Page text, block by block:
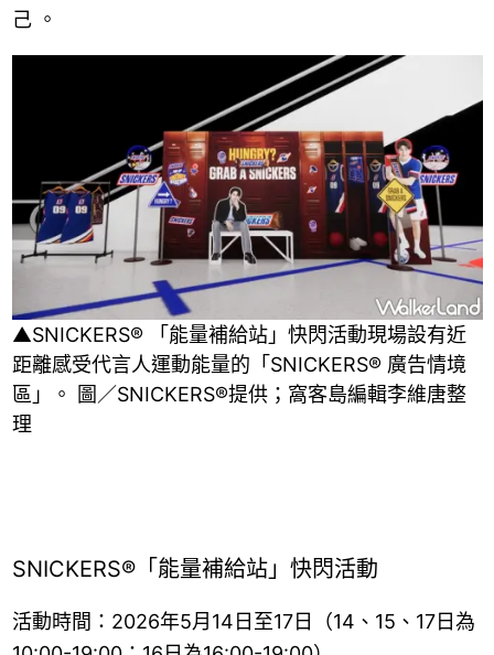
己 。
▲SNICKERS® 「能量補給站」快閃活動現場設有近
距離感受代言人運動能量的「SNICKERS® 廣告情境
區」。 圖／SNICKERS®提供；窩客島編輯李維唐整
理
SNICKERS®「能量補給站」快閃活動
活動時間：2026年5月14日至17日（14、15、17日為